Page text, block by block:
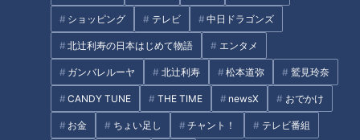
ショッピング テレビ 中日ドラゴンズ
北辻利寿の日本はじめて物語 エンタメ
ガンバレルーヤ 北辻利寿 松本道弥 鷲見玲奈
CANDY TUNE THE TIME newsX おでかけ
お金 ちょい足し チャント！ テレビ番組